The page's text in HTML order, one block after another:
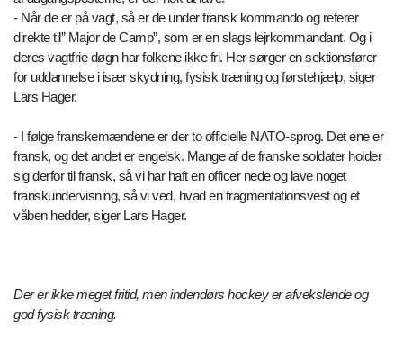
- Når de er på vagt, så er de under fransk kommando og referer
direkte til” Major de Camp”, som er en slags lejrkommandant. Og i
deres vagtfrie døgn har folkene ikke fri. Her sørger en sektionsfører
for uddannelse i især skydning, fysisk træning og førstehjælp, siger
Lars Hager.
- I følge franskemændene er der to officielle NATO-sprog. Det ene er
fransk, og det andet er engelsk. Mange af de franske soldater holder
sig derfor til fransk, så vi har haft en officer nede og lave noget
franskundervisning, så vi ved, hvad en fragmentationsvest og et
våben hedder, siger Lars Hager.
Der er ikke meget fritid, men indendørs hockey er afvekslende og
god fysisk træning.